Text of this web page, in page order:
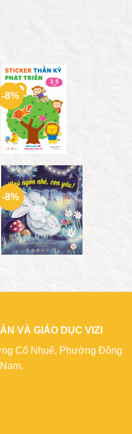
-8%
-8%
VÀ GIÁO DỤC VIZI
Cổ Nhuế, Phường Đông